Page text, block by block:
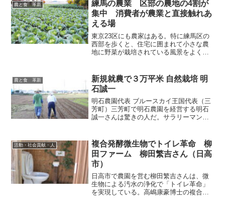
します）。...
農と食 革新
練馬の農業 区部の農地の4割が
集中 消費者が農業と直接触れあ
える場
東京23区にも農家はある。特に練馬区の
西部を歩くと、住宅に囲まれて小さな農
地に野菜が栽培されている風景をよく見
の避難所を提供し、消費者に地場作物と
農業と直接触れあう貴...
農と食 革新
新規就農で３万平米 自然栽培 明
石誠一
明石農園代表 ブルースカイ王国代表（三
芳町）三芳町で明石農園を経営する明石
誠一さんは驚きの人だ。サラリーマン家
かも、困難な無肥料・無農薬の自然栽培
に挑戦し、今では３町歩...
活動・社会貢献・人
複合発酵微生物でトイレ革命 柳
田ファーム 柳田繁吉さん（日高
市）
日高市で農園を営む柳田繁吉さんは、微
生物による汚水の浄化で「トイレ革命」
を実現している。高嶋康豪博士の複合発